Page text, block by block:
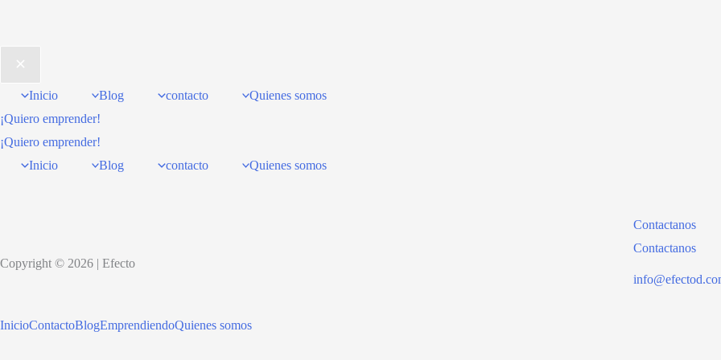
Inicio Blog contacto
Quienes somos
¡Quiero emprender!
¡Quiero emprender!
Inicio
Blog contacto Quienes somos
Copyright © 2026 | Efecto
Contactanos
Contactanos
InicioContactoBlogEmprendiendoQuienes somos